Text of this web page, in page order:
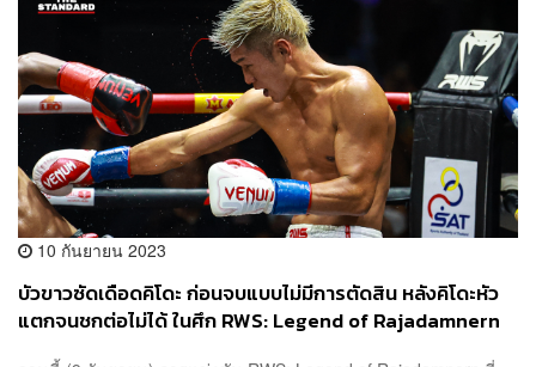
10 กันยายน 2023
บัวขาวซัดเดือดคิโดะ ก่อนจบแบบไม่มีการตัดสิน หลังคิโดะหัว
แตกจนชกต่อไม่ได้ ในศึก RWS: Legend of Rajadamnern